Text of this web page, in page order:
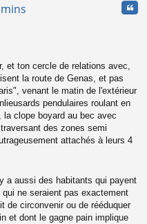
et ton cercle de relations avec,
la route de Genas, et pas
venant le matin de l'extérieur
pendulaires roulant en
clope boyard au bec avec
des zones semi
attachés à leurs 4
a aussi des habitants qui payent
ne seraient pas exactement
de circonvenir ou de rééduquer
et dont le gagne pain implique